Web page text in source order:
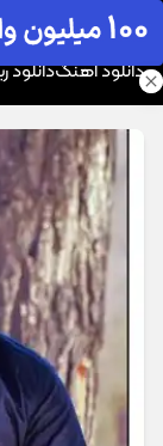
موزیک تار
دانلود آهنگ